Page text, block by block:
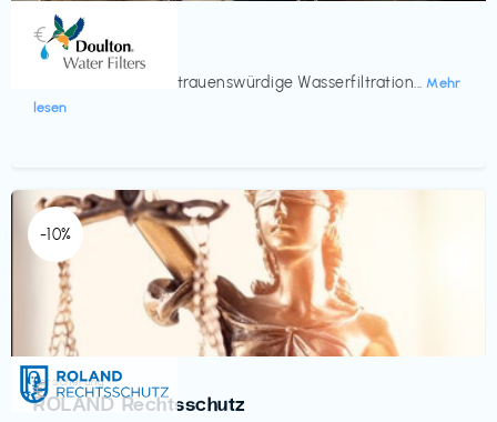
Küche & Haushalt
Doulton
Seit 200 Jahren vertrauenswürdige Wasserfiltration... Mehr
lesen
€‎
-10%
Versicherung
ROLAND Rechtsschutz
€‎